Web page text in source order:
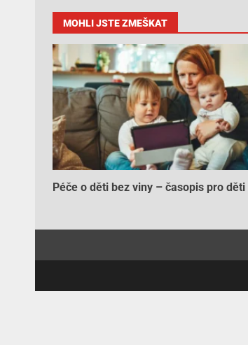
MOHLI JSTE ZMEŠKAT
Péče o děti bez viny – časopis pro děti